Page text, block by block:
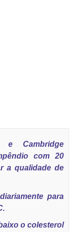
e Cambridge
com 20
a qualidade de
para
o colesterol